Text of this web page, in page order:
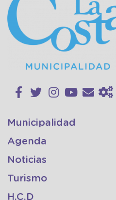
Municipalidad
Agenda
Noticias
Turismo
H.C.D